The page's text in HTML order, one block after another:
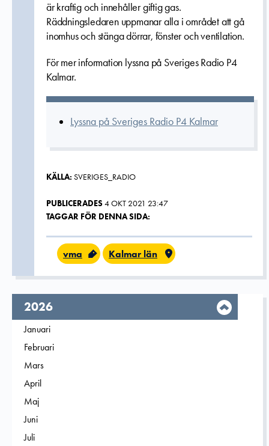
är kraftig och innehåller giftig gas.
Räddningsledaren uppmanar alla i området att gå
inomhus och stänga dörrar, fönster och ventilation.
För mer information lyssna på Sveriges Radio P4
Kalmar.
Lyssna på Sveriges Radio P4 Kalmar
KÄLLA: SVERIGES_RADIO
PUBLICERADES4 OKT 2021 23:47
TAGGAR FÖR DENNA SIDA:
vma Kalmar län
År,
2026
Filtrera på
Januari
Filtrera på
Februari
Filtrera på
Mars
Filtrera på
April
Filtrera på
Maj
Filtrera på
Juni
Filtrera på
Juli